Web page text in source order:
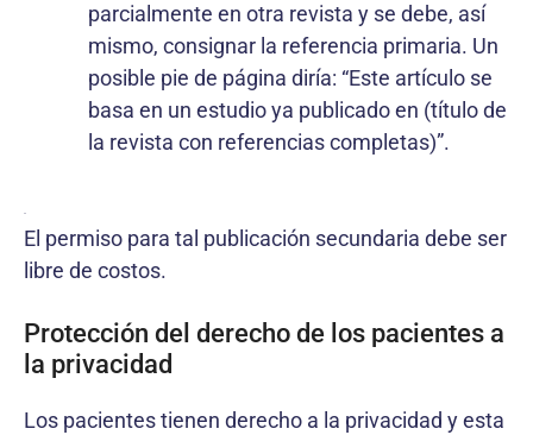
parcialmente en otra revista y se debe, así
mismo, consignar la referencia primaria. Un
posible pie de página diría: “Este artículo se
basa en un estudio ya publicado en (título de
la revista con referencias completas)”.
.
El permiso para tal publicación secundaria debe ser
libre de costos.
Protección del derecho de los pacientes a
la privacidad
Los pacientes tienen derecho a la privacidad y esta